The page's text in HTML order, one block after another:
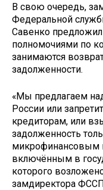
В свою очередь,
Федеральной
Савенко
полномочиями по
занимаются
задолженности.
«Мы предлагаем
России или
кредиторам, или
задолженность
микрофинансовым
включённым в
которого
замдиректора